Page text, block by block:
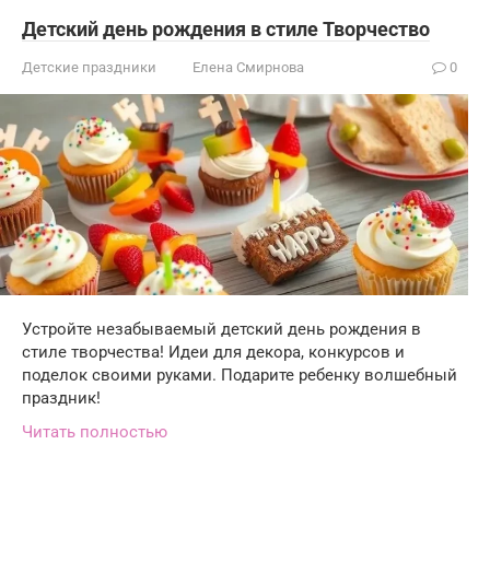
Детский день рождения в стиле Творчество
Детские праздники Елена Смирнова 0
Устройте незабываемый детский день рождения в
стиле творчества! Идеи для декора, конкурсов и
поделок своими руками. Подарите ребенку волшебный
праздник!
Читать полностью